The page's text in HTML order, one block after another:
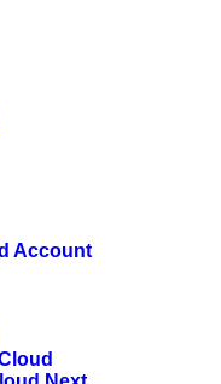
Account